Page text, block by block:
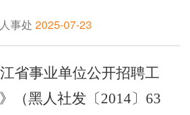
事处 2025-07-23
省事业单位公开招聘工
（黑人社发〔2014〕63